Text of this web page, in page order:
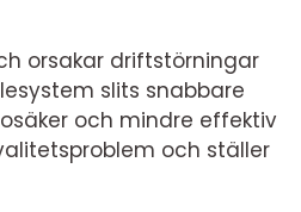
orsakar driftstörningar
slits snabbare
och mindre effektiv
och ställer